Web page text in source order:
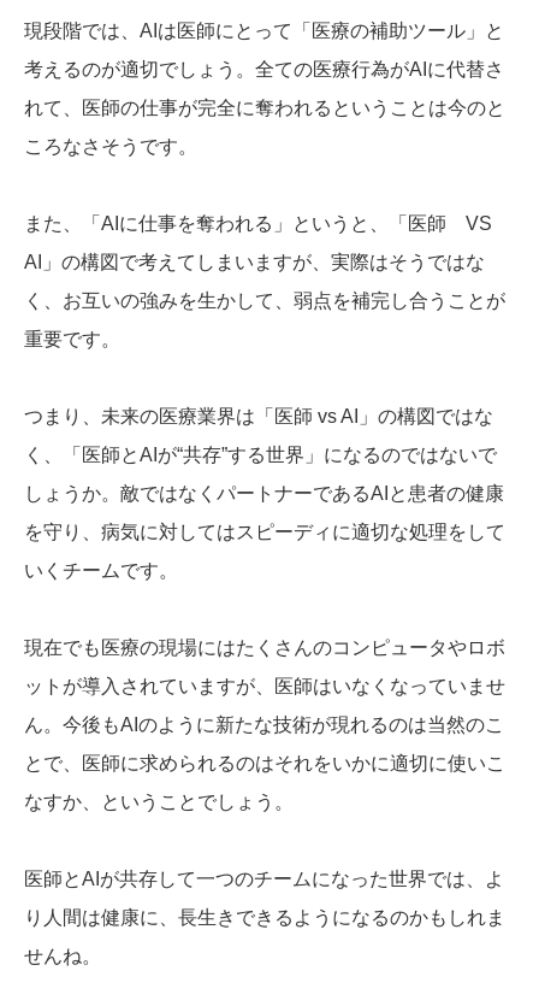
現段階では、AIは医師にとって「医療の補助ツール」と
考えるのが適切でしょう。全ての医療行為がAIに代替さ
れて、医師の仕事が完全に奪われるということは今のと
ころなさそうです。
また、「AIに仕事を奪われる」というと、「医師 VS
AI」の構図で考えてしまいますが、実際はそうではな
く、お互いの強みを生かして、弱点を補完し合うことが
重要です。
つまり、未来の医療業界は「医師 vs AI」の構図ではな
く、「医師とAIが“共存”する世界」になるのではないで
しょうか。敵ではなくパートナーであるAIと患者の健康
を守り、病気に対してはスピーディに適切な処理をして
いくチームです。
現在でも医療の現場にはたくさんのコンピュータやロボ
ットが導入されていますが、医師はいなくなっていませ
ん。今後もAIのように新たな技術が現れるのは当然のこ
とで、医師に求められるのはそれをいかに適切に使いこ
なすか、ということでしょう。
医師とAIが共存して一つのチームになった世界では、よ
り人間は健康に、長生きできるようになるのかもしれま
せんね。